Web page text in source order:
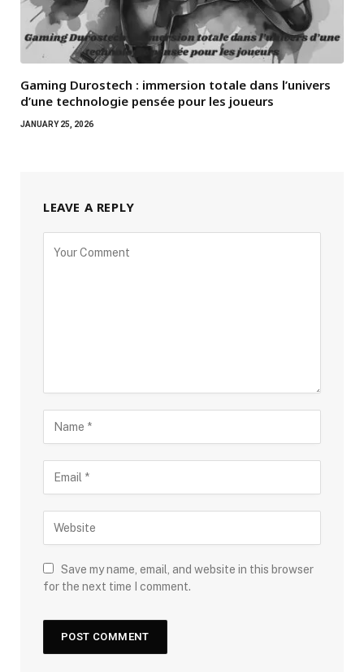
Gaming Durostech : immersion totale dans l’univers
d’une technologie pensée pour les joueurs
JANUARY 25, 2026
LEAVE A REPLY
Save my name, email, and website in this browser
for the next time I comment.